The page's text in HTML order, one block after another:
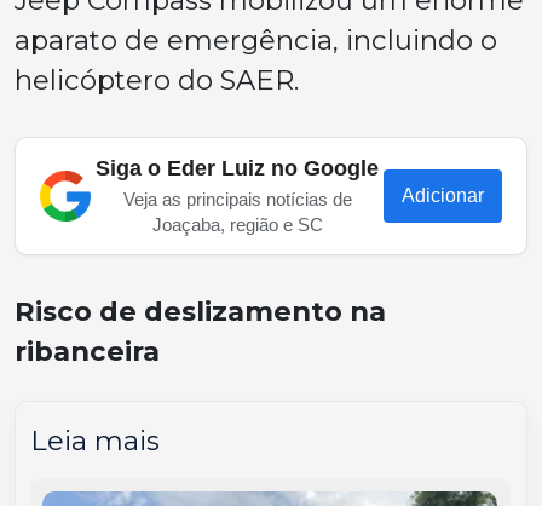
aparato de emergência, incluindo o
helicóptero do SAER.
Siga o Eder Luiz no Google
Veja as principais notícias de
Joaçaba, região e SC
Adicionar
Risco de deslizamento na
ribanceira
Leia mais